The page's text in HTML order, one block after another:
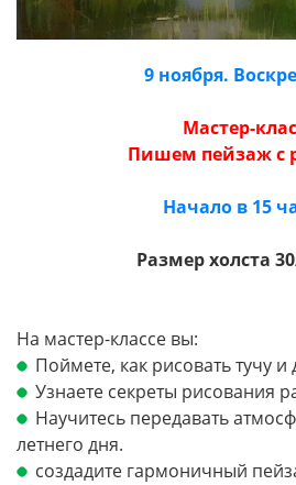
9 ноября.
Мастер-
Пишем пейзаж с
Начало в 15
Размер холста
На мастер-классе вы:
Поймете, как рисовать тучу и
Узнаете секреты рисования
Научитесь передавать
летнего дня.
создадите гармоничный